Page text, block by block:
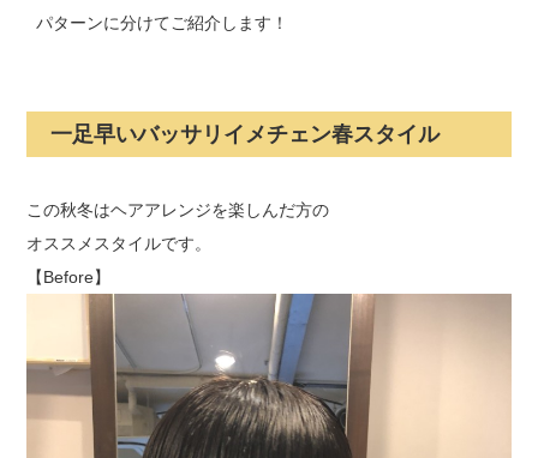
パターンに分けてご紹介します！
一足早いバッサリイメチェン春スタイル
この秋冬はヘアアレンジを楽しんだ方の
オススメスタイルです。
【Before】